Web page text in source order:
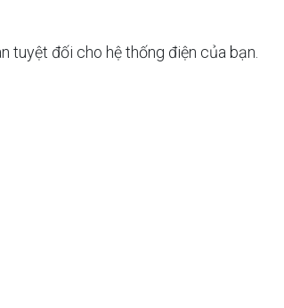
tuyệt đối cho hệ thống điện của bạn.